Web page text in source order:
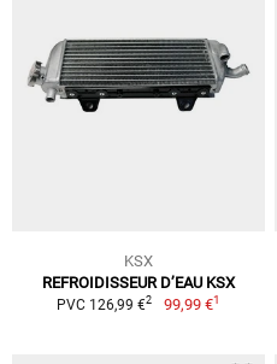
KSX
REFROIDISSEUR D’EAU KSX
PVC 126,99 €2 99,99 €1